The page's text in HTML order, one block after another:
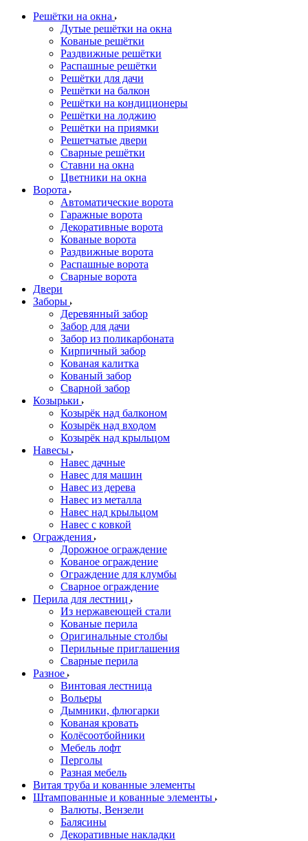
Решётки на окна
Дутые решётки на окна
Кованые решётки
Раздвижные решётки
Распашные решётки
Решётки для дачи
Решётки на балкон
Решётки на кондиционеры
Решётки на лоджию
Решётки на приямки
Решетчатые двери
Сварные решётки
Ставни на окна
Цветники на окна
Ворота
Автоматические ворота
Гаражные ворота
Декоративные ворота
Кованые ворота
Раздвижные ворота
Распашные ворота
Сварные ворота
Двери
Заборы
Деревянный забор
Забор для дачи
Забор из поликарбоната
Кирпичный забор
Кованая калитка
Кованый забор
Сварной забор
Козырьки
Козырёк над балконом
Козырёк над входом
Козырёк над крыльцом
Навесы
Навес дачные
Навес для машин
Навес из дерева
Навес из металла
Навес над крыльцом
Навес с ковкой
Ограждения
Дорожное ограждение
Кованое ограждение
Ограждение для клумбы
Сварное ограждение
Перила для лестниц
Из нержавеющей стали
Кованые перила
Оригинальные столбы
Перильные приглашения
Сварные перила
Разное
Винтовая лестница
Вольеры
Дымники, флюгарки
Кованая кровать
Колёсоотбойники
Мебель лофт
Перголы
Разная мебель
Витая труба и кованные элементы
Штампованные и кованные элементы
Валюты, Вензели
Балясины
Декоративные накладки